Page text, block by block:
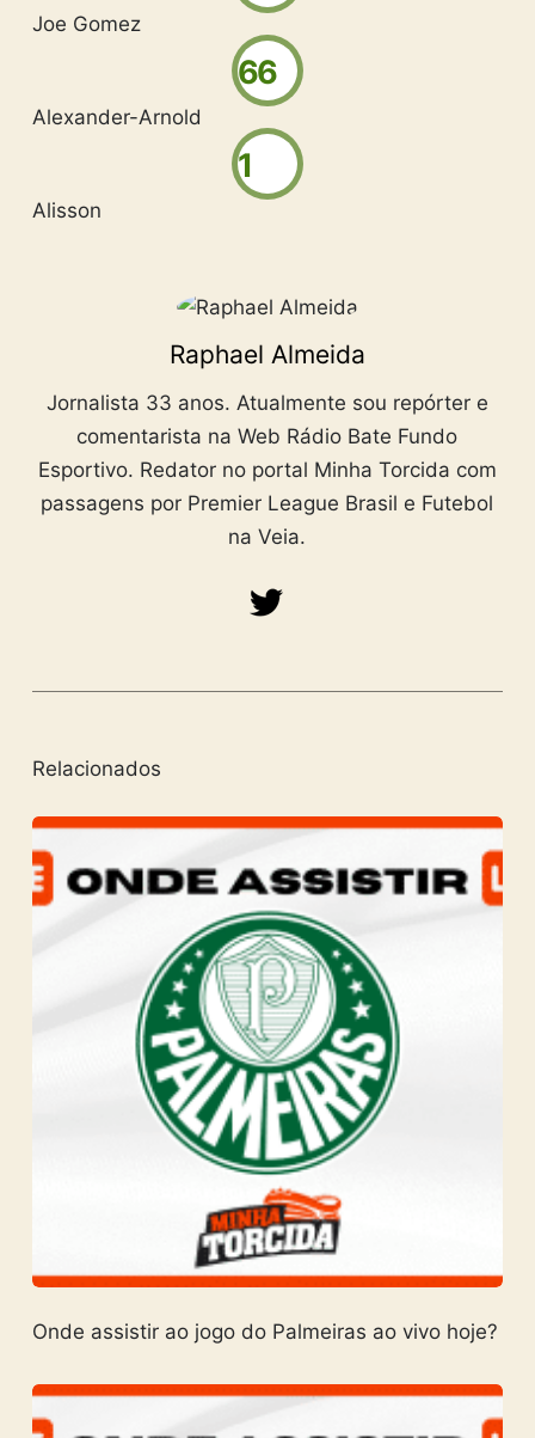
Joe Gomez
66
Alexander-Arnold
1
Alisson
Raphael Almeida
Jornalista 33 anos. Atualmente sou repórter e
comentarista na Web Rádio Bate Fundo
Esportivo. Redator no portal Minha Torcida com
passagens por Premier League Brasil e Futebol
na Veia.
Relacionados
Onde assistir ao jogo do Palmeiras ao vivo hoje?